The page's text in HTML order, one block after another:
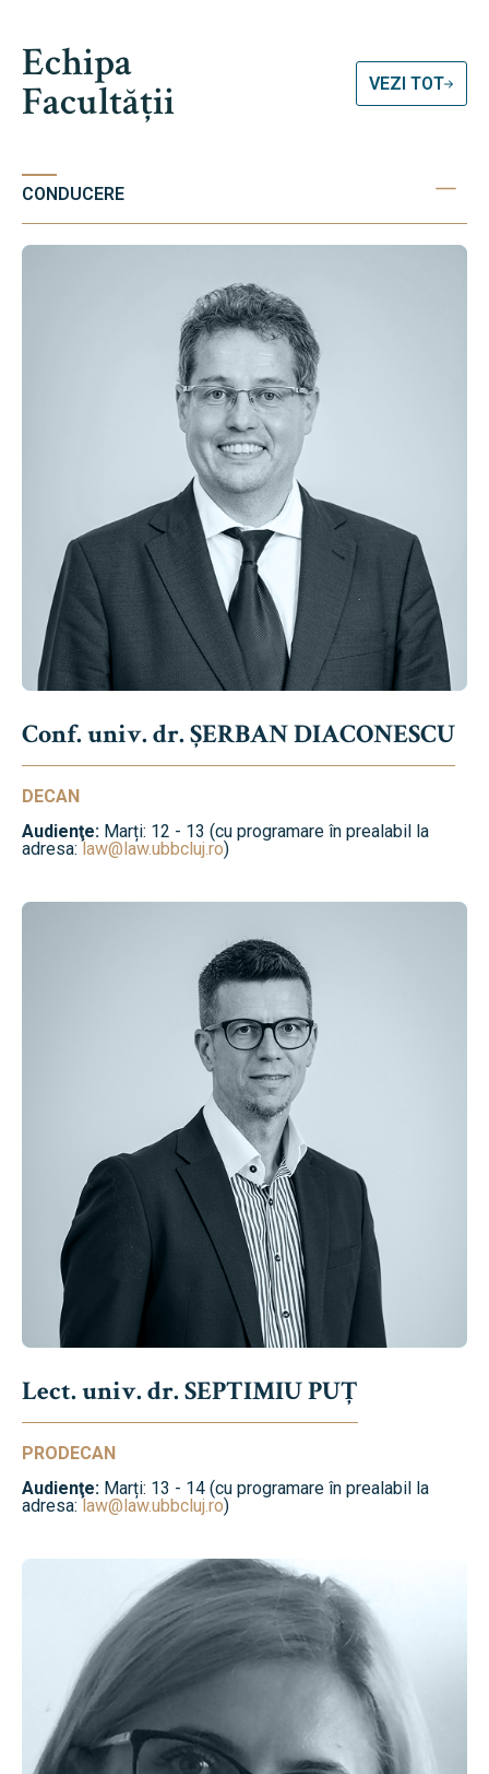
Echipa
Facultății VEZI TOT
CONDUCERE
Conf. univ. dr. ȘERBAN DIACONESCU
DECAN
Audienţe: Marți: 12 - 13 (cu programare în prealabil la
adresa:law@law.ubbcluj.ro)
Lect. univ. dr. SEPTIMIU PUȚ
PRODECAN
Audienţe: Marți: 13 - 14 (cu programare în prealabil la
adresa:law@law.ubbcluj.ro)